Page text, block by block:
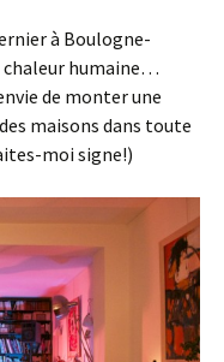
à Boulogne-
chaleur humaine…
de monter une
maisons dans toute
moi signe!)